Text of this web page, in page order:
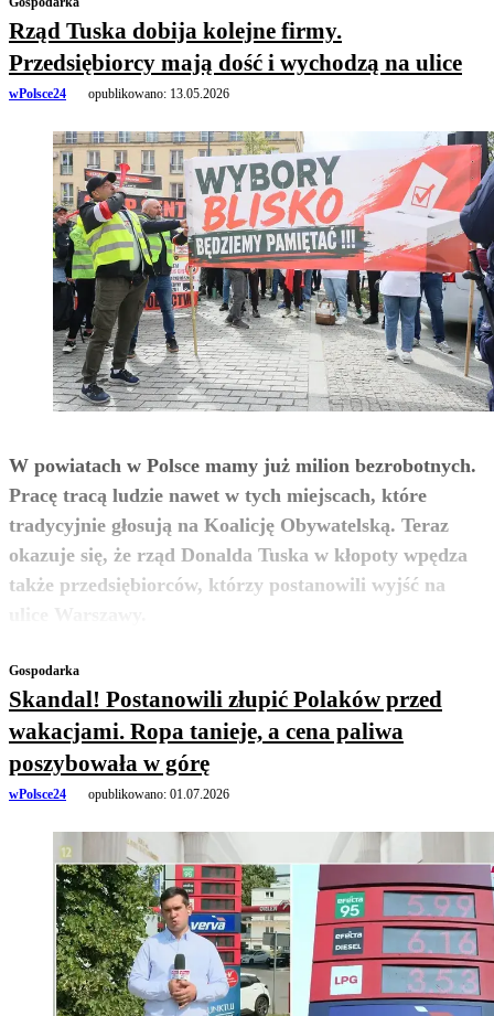
Rząd Tuska dobija kolejne firmy.
Przedsiębiorcy mają dość i wychodzą na ulice
wPolsce24 opublikowano: 13.05.2026
W powiatach w Polsce mamy już milion bezrobotnych.
Pracę tracą ludzie nawet w tych miejscach, które
tradycyjnie głosują na Koalicję Obywatelską. Teraz
okazuje się, że rząd Donalda Tuska w kłopoty wpędza
także przedsiębiorców, którzy postanowili wyjść na
zobacz więcej
Gospodarka
Skandal! Postanowili złupić Polaków przed
wakacjami. Ropa tanieje, a cena paliwa
poszybowała w górę
wPolsce24 opublikowano: 01.07.2026